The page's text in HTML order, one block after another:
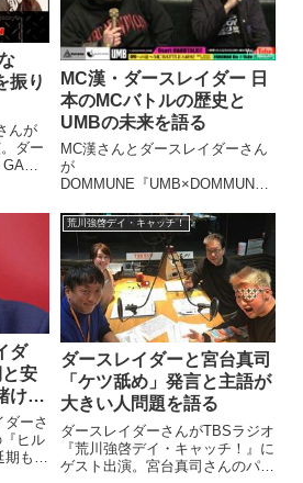
な
振り
んが
ダー
りか
起こ
MC漢・ダースレイダー 日
本のMCバトルの歴史と
UMBの未来を語る
MC漢さんとダースレイダーさん
が
DOMMUNE『UMB×DOMMUNE
BATTLE大研究！～』と題して、
日本のMCバトルの歴史を振り返
り、またUMBの今後の展開につ
いて話していました。（二木信）
でも、あれ...
ダ
安
け」
ーさ
ヒル
期も噂
荒川強啓デイ・キャッチ！
ダースレイダーと宮台真司
「ケツ舐め」発言と主語が
大きい人問題を語る
ダースレイダーさんがTBSラジオ
『荒川強啓デイ・キャッチ！』に
ゲスト出演。宮台真司さんのパン